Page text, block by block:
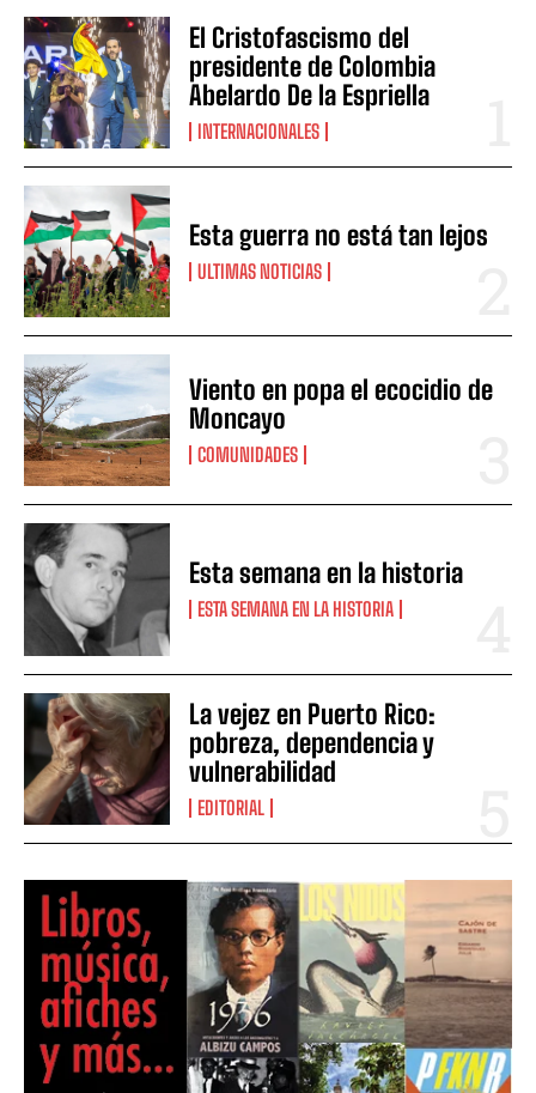
El Cristofascismo del
presidente de Colombia
Abelardo De la Espriella
INTERNACIONALES
Esta guerra no está tan lejos
ULTIMAS NOTICIAS
Viento en popa el ecocidio de
Moncayo
COMUNIDADES
Esta semana en la historia
ESTA SEMANA EN LA HISTORIA
La vejez en Puerto Rico:
pobreza, dependencia y
vulnerabilidad
EDITORIAL